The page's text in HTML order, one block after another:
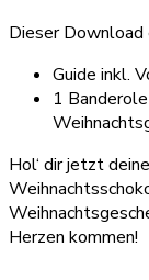
Dieser
Guide inkl.
1
Hol‘ dir jetzt
Herzen kommen!